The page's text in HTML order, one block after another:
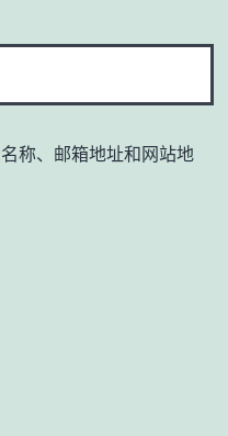
称、邮箱地址和网站地